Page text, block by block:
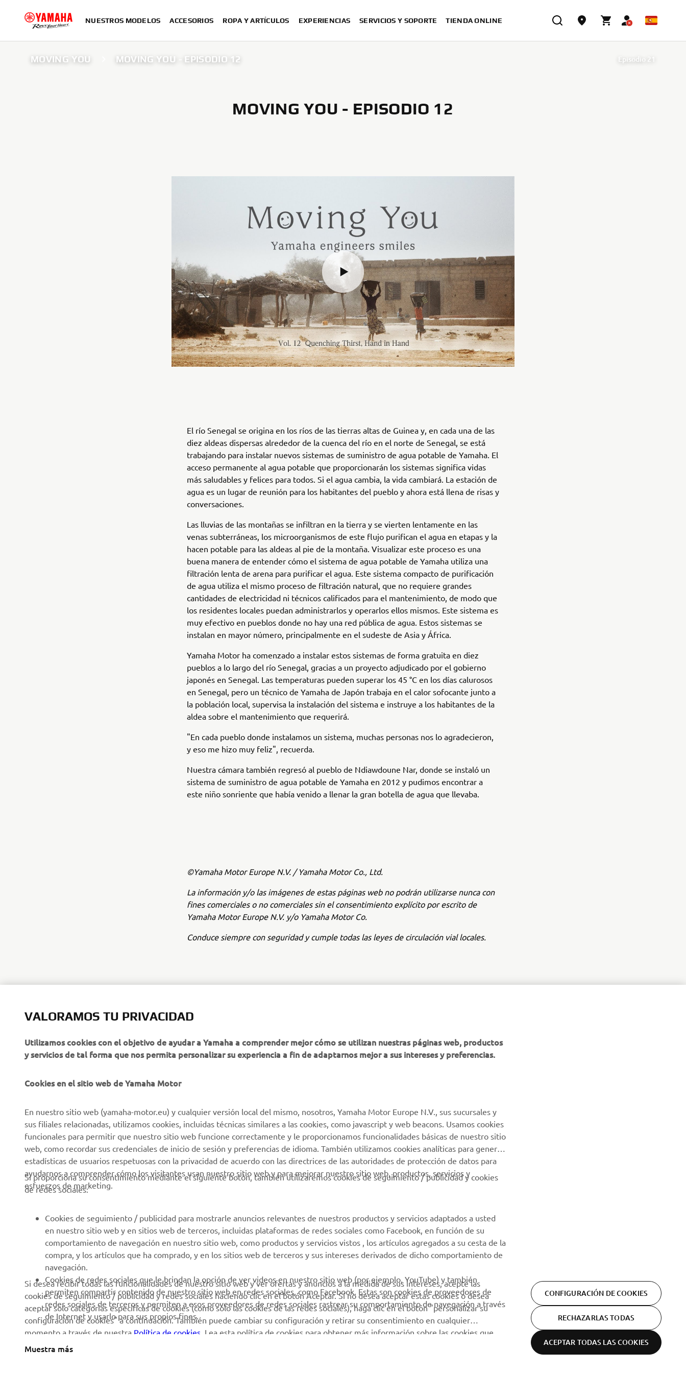
NUESTROS MODELOS ACCESORIOS ROPA Y ARTÍCULOS EXPERIENCIAS SERVICIOS Y SOPORTE TIENDA ONLINE
MOVING YOU MOVING YOU - EPISODIO 12 Episodio 21
MOVING YOU - EPISODIO 12
El río Senegal se origina en los ríos de las tierras altas de Guinea y, en cada una de las
diez aldeas dispersas alrededor de la cuenca del río en el norte de Senegal, se está
trabajando para instalar nuevos sistemas de suministro de agua potable de Yamaha. El
acceso permanente al agua potable que proporcionarán los sistemas significa vidas
más saludables y felices para todos. Si el agua cambia, la vida cambiará. La estación de
agua es un lugar de reunión para los habitantes del pueblo y ahora está llena de risas y
conversaciones.
Las lluvias de las montañas se infiltran en la tierra y se vierten lentamente en las
venas subterráneas, los microorganismos de este flujo purifican el agua en etapas y la
hacen potable para las aldeas al pie de la montaña. Visualizar este proceso es una
buena manera de entender cómo el sistema de agua potable de Yamaha utiliza una
filtración lenta de arena para purificar el agua. Este sistema compacto de purificación
de agua utiliza el mismo proceso de filtración natural, que no requiere grandes
cantidades de electricidad ni técnicos calificados para el mantenimiento, de modo que
los residentes locales puedan administrarlos y operarlos ellos mismos. Este sistema es
muy efectivo en pueblos donde no hay una red pública de agua. Estos sistemas se
instalan en mayor número, principalmente en el sudeste de Asia y África.
Yamaha Motor ha comenzado a instalar estos sistemas de forma gratuita en diez
pueblos a lo largo del río Senegal, gracias a un proyecto adjudicado por el gobierno
japonés en Senegal. Las temperaturas pueden superar los 45 °C en los días calurosos
en Senegal, pero un técnico de Yamaha de Japón trabaja en el calor sofocante junto a
la población local, supervisa la instalación del sistema e instruye a los habitantes de la
aldea sobre el mantenimiento que requerirá.
"En cada pueblo donde instalamos un sistema, muchas personas nos lo agradecieron,
y eso me hizo muy feliz", recuerda.
Nuestra cámara también regresó al pueblo de Ndiawdoune Nar, donde se instaló un
sistema de suministro de agua potable de Yamaha en 2012 y pudimos encontrar a
este niño sonriente que había venido a llenar la gran botella de agua que llevaba.
©Yamaha Motor Europe N.V. / Yamaha Motor Co., Ltd.
La información y/o las imágenes de estas páginas web no podrán utilizarse nunca con
fines comerciales o no comerciales sin el consentimiento explícito por escrito de
Yamaha Motor Europe N.V. y/o Yamaha Motor Co.
Conduce siempre con seguridad y cumple todas las leyes de circulación vial locales.
Sobre nosotros
Eventos
Catálogos
Conviértase en
Política de derechos
humanos
Política Básica de
Sostenibilidad
Canal de denuncias
Informe Público País por
País
NEO's Delivery
Golf / Buggys B2B
Equipos de Intervención
Autoescuelas
Robotics
Portal de Información
técnica para reparadores
independientes
Ficha de datos de
MyYamaha
Yamaha Motor Global
Atención al Cliente
Localizador de
Concesionarios
Gestión de Baterías
Sé el primero en enterarte de las últimas ofertas, eventos
Lea nuestra Política de Privacidad para saber cómo procesamos
sus datos personales:
Spain (Spanish) Declaración de privacidad Aviso legal
VALORAMOS TU PRIVACIDAD
Utilizamos cookies con el objetivo de ayudar a Yamaha a comprender mejor cómo se utilizan nuestras páginas web, productos
y servicios de tal forma que nos permita personalizar su experiencia a fin de adaptarnos mejor a sus intereses y preferencias.
Cookies en el sitio web de Yamaha Motor
En nuestro sitio web (yamaha-motor.eu) y cualquier versión local del mismo, nosotros, Yamaha Motor Europe N.V., sus sucursales y
sus filiales relacionadas, utilizamos cookies, incluidas técnicas similares a las cookies, como javascript y web beacons. Usamos cookies
funcionales para permitir que nuestro sitio web funcione correctamente y le proporcionamos funcionalidades básicas de nuestro sitio
web, como recordar sus credenciales de inicio de sesión y preferencias de idioma. También utilizamos cookies analíticas para generar
estadísticas de usuarios respetuosas con la privacidad de acuerdo con las directrices de las autoridades de protección de datos para
ayudarnos a comprender cómo los visitantes usan nuestro sitio web y para mejorar nuestro sitio web, productos, servicios y
esfuerzos de marketing.
Si proporciona su consentimiento mediante el siguiente botón, también utilizaremos cookies de seguimiento / publicidad y cookies
de redes sociales:
Cookies de seguimiento / publicidad para mostrarle anuncios relevantes de nuestros productos y servicios adaptados a usted
en nuestro sitio web y en sitios web de terceros, incluidas plataformas de redes sociales como Facebook, en función de su
comportamiento de navegación en nuestro sitio web, como productos y servicios vistos , los artículos agregados a su cesta de la
compra, y los artículos que ha comprado, y en los sitios web de terceros y sus intereses derivados de dicho comportamiento de
navegación.
Cookies de redes sociales que le brindan la opción de ver videos en nuestro sitio web (por ejemplo, YouTube) y también
permiten compartir contenido de nuestro sitio web en redes sociales, como Facebook. Estas son cookies de proveedores de
redes sociales de terceros y permiten a esos proveedores de redes sociales rastrear su comportamiento de navegación a través
de Internet y usarlo para sus propios fines.
Si desea recibir todas las funcionalidades de nuestro sitio web y ver ofertas y anuncios a la medida de sus intereses, acepte las
cookies de seguimiento / publicidad y redes sociales haciendo clic en el botón Aceptar. Si no desea aceptar estas cookies o desea
aceptar solo categorías específicas de cookies (como solo las cookies de las redes sociales), haga clic en el botón "personalizar su
configuración de cookies" a continuación. También puede cambiar su configuración y retirar su consentimiento en cualquier
momento a través de nuestra Política de cookies . Lea esta política de cookies para obtener más información sobre las cookies que
utilizamos y cómo las utilizamos.
Muestra más
CONFIGURACIÓN DE COOKIES
RECHAZARLAS TODAS
ACEPTAR TODAS LAS COOKIES